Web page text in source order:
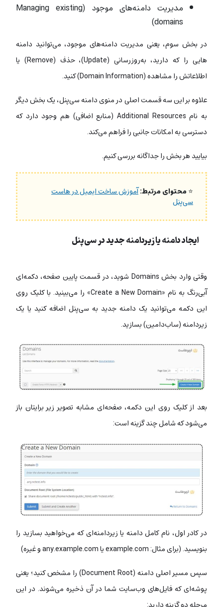
مدیریت دامنه‌های موجود (Managing existing
domains)
در بخش سوم، یعنی مدیریت دامنه‌های موجود، می‌توانید دامنه
هایی را که دارید، به‌روزرسانی (Update)، حذف (Remove) یا
اطلاعاتش را مشاهده (Domain Information) کنید.
علاوه بر این سه قسمت اصلی در منوی دامنه سی‌پنل، یک بخش دیگر
به نام Additional Resources (منابع اضافی) هم وجود دارد که
دسترسی به امکانات جانبی را فراهم می‌کند.
بیایید هر بخش را جداگانه بررسی کنیم.
⭐محتوای مرتبط:آموزش ساخت ایمیل در هاست
سی‌پنل
ایجاد دامنه یا زیردامنه جدید در سی‌پنل
وقتی وارد بخش Domains شوید، در قسمت پایین صفحه، دکمه‌ای
آبی‌رنگ به نام «Create a New Domain» را می‌بینید. با کلیک روی
این دکمه می‌توانید یک دامنه جدید به سی‌پنل اضافه کنید یا یک
زیردامنه (ساب‌دامین) بسازید.
بعد از کلیک روی این دکمه، صفحه‌ای مشابه تصویر زیر برایتان باز
می‌شود که شامل چند گزینه است:
در کادر اول، نام کامل دامنه‌ یا زیردامنه‌ای که می‌خواهید بسازید را
بنویسید. (برای مثال: example.com یا any.example.com و غیره)
سپس مسیر اصلی دامنه (Document Root) را مشخص کنید؛ یعنی
پوشه‌ای که فایل‌های وب‌سایت شما در آن ذخیره می‌شوند. در این